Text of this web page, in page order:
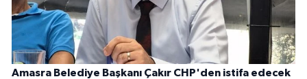
Amasra Belediye Başkanı Çakır CHP'den istifa edecek